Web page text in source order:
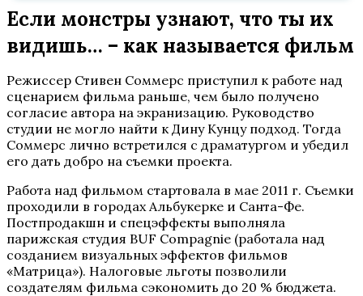
Если монстры узнают, что ты их
видишь… – как называется фильм
Режиссер Стивен Соммерс приступил к работе над
сценарием фильма раньше, чем было получено
согласие автора на экранизацию. Руководство
студии не могло найти к Дину Кунцу подход. Тогда
Соммерс лично встретился с драматургом и убедил
его дать добро на съемки проекта.
Работа над фильмом стартовала в мае 2011 г. Съемки
проходили в городах Альбукерке и Санта-Фе.
Постпродакшн и спецэффекты выполняла
парижская студия BUF Compagnie (работала над
созданием визуальных эффектов фильмов
«Матрица»). Налоговые льготы позволили
создателям фильма сэкономить до 20 % бюджета.